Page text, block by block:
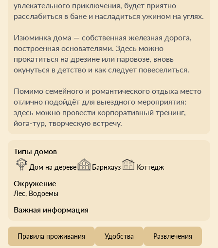
увлекательного приключения, будет приятно
расслабиться в бане и насладиться ужином на углях.
Изюминка дома — собственная железная дорога,
построенная основателями. Здесь можно
прокатиться на дрезине или паровозе, вновь
окунуться в детство и как следует повеселиться.
Помимо семейного и романтического отдыха место
отлично подойдёт для выездного мероприятия:
здесь можно провести корпоративный тренинг,
йога-тур, творческую встречу.
Типы домов
Дом на дереве Барнхауз Коттедж
Окружение
Лес, Водоемы
Важная информация
Правила проживания Удобства Развлечения